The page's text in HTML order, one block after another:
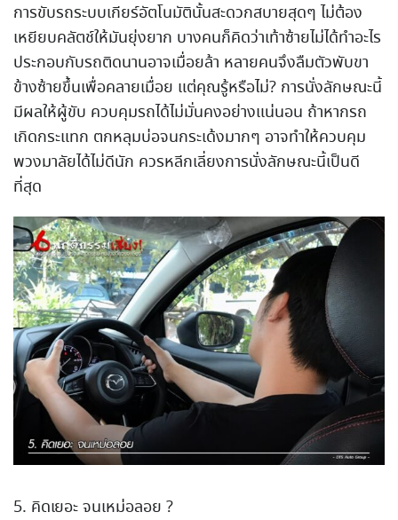
การขับรถระบบเกียร์อัตโนมัตินั้นสะดวกสบายสุดๆ ไม่ต้อง
เหยียบคลัตช์ให้มันยุ่งยาก บางคนก็คิดว่าเท้าซ้ายไม่ได้ทำอะไร
ประกอบกับรถติดนานอาจเมื่อยล้า หลายคนจึงลืมตัวพับขา
ข้างซ้ายขึ้นเพื่อคลายเมื่อย แต่คุณรู้หรือไม่? การนั่งลักษณะนี้
มีผลให้ผู้ขับ ควบคุมรถได้ไม่มั่นคงอย่างแน่นอน ถ้าหากรถ
เกิดกระแทก ตกหลุมบ่อจนกระเด้งมากๆ อาจทำให้ควบคุม
พวงมาลัยได้ไม่ดีนัก ควรหลีกเลี่ยงการนั่งลักษณะนี้เป็นดี
ที่สุด
5. คิดเยอะ จนเหม่อลอย ?